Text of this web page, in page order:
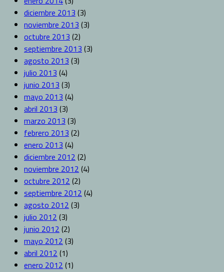
diciembre 2013 (3)
noviembre 2013 (3)
octubre 2013 (2)
septiembre 2013 (3)
agosto 2013 (3)
julio 2013 (4)
junio 2013 (3)
mayo 2013 (4)
abril 2013 (3)
marzo 2013 (3)
febrero 2013 (2)
enero 2013 (4)
diciembre 2012 (2)
noviembre 2012 (4)
octubre 2012 (2)
septiembre 2012 (4)
agosto 2012 (3)
julio 2012 (3)
junio 2012 (2)
mayo 2012 (3)
abril 2012 (1)
enero 2012 (1)